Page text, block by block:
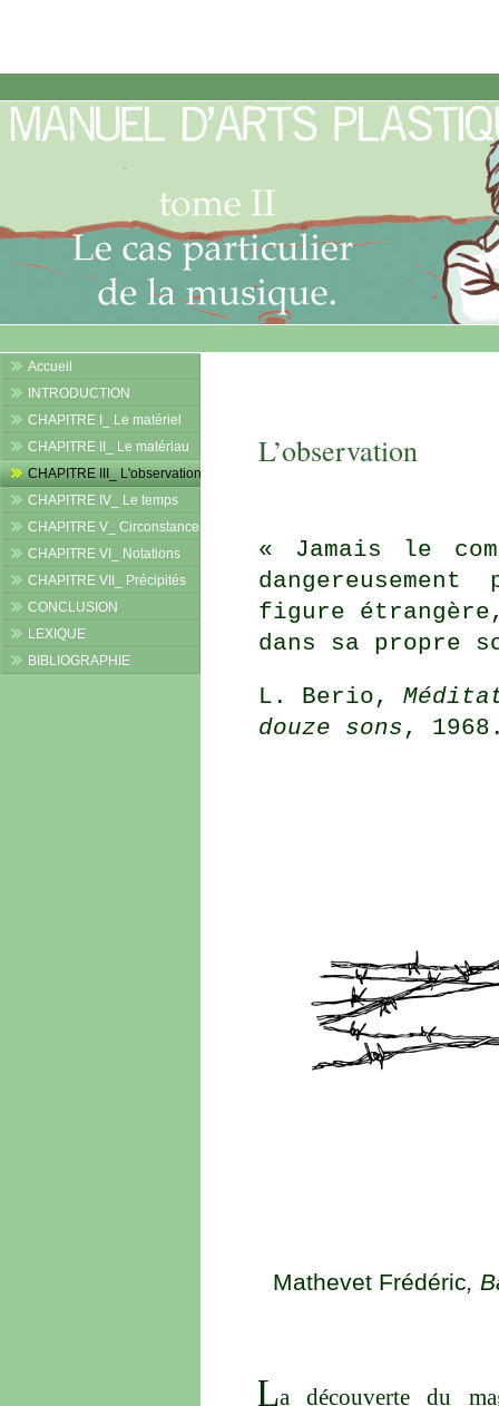
Accueil
INTRODUCTION
CHAPITRE I_ Le matériel
CHAPITRE II_ Le matériau
CHAPITRE III_ L'observation
CHAPITRE IV_ Le temps
CHAPITRE V_ Circonstance
CHAPITRE VI_ Notations
CHAPITRE VII_ Précipités
CONCLUSION
LEXIQUE
BIBLIOGRAPHIE
L’observation
« Jamais le
figure
dans sa propre
L. Berio,
douze sons,
Mathevet Frédéric,
La découverte du